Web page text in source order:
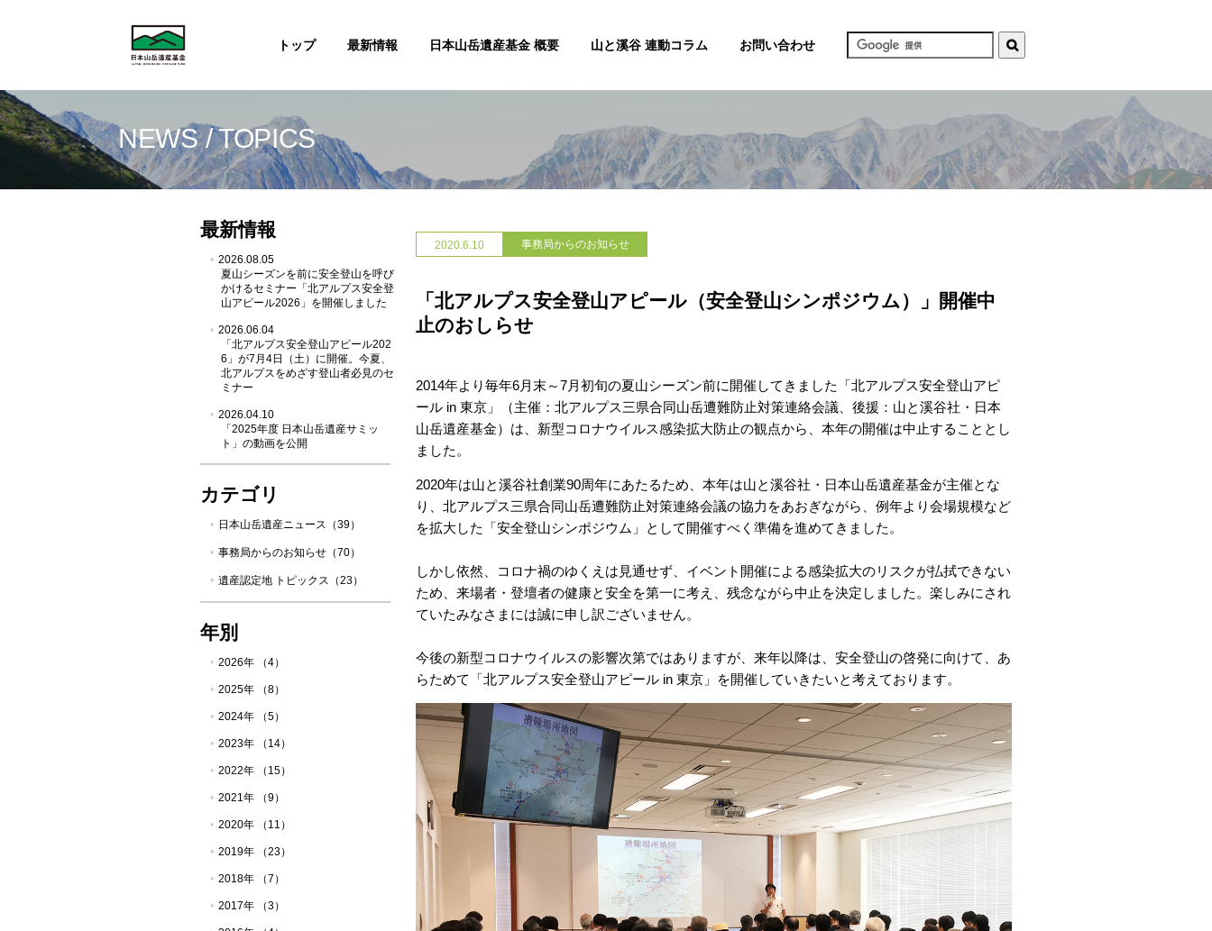
トップ 最新情報 日本山岳遺産基金 概要 山と溪谷 連動コラム お問い合わせ
NEWS / TOPICS
2020.6.10 事務局からのお知らせ
「北アルプス安全登山アピール（安全登山シンポジウム）」開催中
止のおしらせ
2014年より毎年6月末～7月初旬の夏山シーズン前に開催してきました「北アルプス安全登山アピ
ール in 東京」（主催：北アルプス三県合同山岳遭難防止対策連絡会議、後援：山と溪谷社・日本
山岳遺産基金）は、新型コロナウイルス感染拡大防止の観点から、本年の開催は中止することとし
ました。
2020年は山と溪谷社創業90周年にあたるため、本年は山と溪谷社・日本山岳遺産基金が主催とな
り、北アルプス三県合同山岳遭難防止対策連絡会議の協力をあおぎながら、例年より会場規模など
を拡大した「安全登山シンポジウム」として開催すべく準備を進めてきました。
しかし依然、コロナ禍のゆくえは見通せず、イベント開催による感染拡大のリスクが払拭できない
ため、来場者・登壇者の健康と安全を第一に考え、残念ながら中止を決定しました。楽しみにされ
ていたみなさまには誠に申し訳ございません。
今後の新型コロナウイルスの影響次第ではありますが、来年以降は、安全登山の啓発に向けて、あ
らためて「北アルプス安全登山アピール in 東京」を開催していきたいと考えております。
最新情報
2026.08.05
夏山シーズンを前に安全登山を呼び
かけるセミナー「北アルプス安全登
山アピール2026」を開催しました
2026.06.04
「北アルプス安全登山アピール202
6」が7月4日（土）に開催。今夏、
北アルプスをめざす登山者必見のセ
ミナー
2026.04.10
「2025年度 日本山岳遺産サミッ
ト」の動画を公開
カテゴリ
日本山岳遺産ニュース（39）
事務局からのお知らせ（70）
遺産認定地 トピックス（23）
年別
2026年 （4）
2025年 （8）
2024年 （5）
2023年 （14）
2022年 （15）
2021年 （9）
2020年 （11）
2019年 （23）
2018年 （7）
2017年 （3）